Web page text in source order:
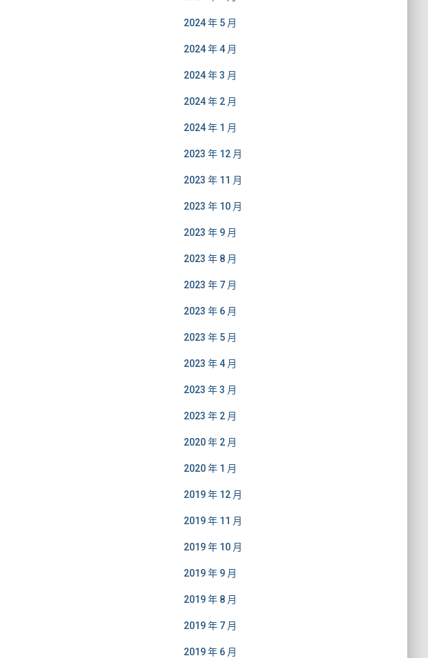
2024 年 5 月
2024 年 4 月
2024 年 3 月
2024 年 2 月
2024 年 1 月
2023 年 12 月
2023 年 11 月
2023 年 10 月
2023 年 9 月
2023 年 8 月
2023 年 7 月
2023 年 6 月
2023 年 5 月
2023 年 4 月
2023 年 3 月
2023 年 2 月
2020 年 2 月
2020 年 1 月
2019 年 12 月
2019 年 11 月
2019 年 10 月
2019 年 9 月
2019 年 8 月
2019 年 7 月
2019 年 6 月